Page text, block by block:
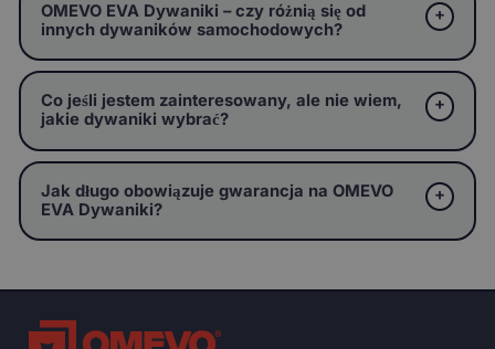
OMEVO EVA Dywaniki – czy różnią się od
innych dywaników samochodowych?
Co jeśli jestem zainteresowany, ale nie wiem,
jakie dywaniki wybrać?
Jak długo obowiązuje gwarancja na OMEVO
EVA Dywaniki?